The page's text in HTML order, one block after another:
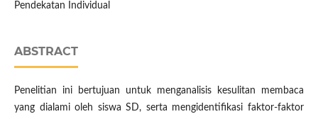
Pendekatan Individual
ABSTRACT
Penelitian ini bertujuan untuk menganalisis kesulitan membaca
yang dialami oleh siswa SD, serta mengidentifikasi faktor-faktor